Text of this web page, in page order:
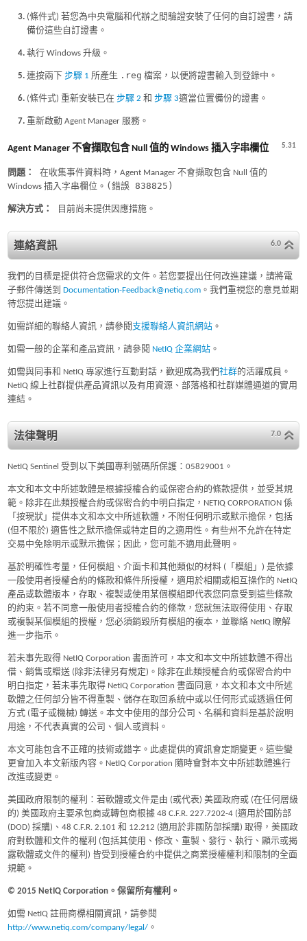
(條件式) 若您為中央電腦和代辦之間驗證安裝了任何的自訂證書，請
備份這些自訂證書。
執行 Windows 升級。
連按兩下步驟 1 所產生 .reg 檔案，以便將證書輸入到登錄中。
(條件式) 重新安裝已在步驟 2 和步驟 3適當位置備份的證書。
重新啟動 Agent Manager 服務。
5.31
Agent Manager 不會擷取包含 Null 值的 Windows 插入字串欄位
問題：
在收集事件資料時，Agent Manager 不會擷取包含 Null 值的
Windows 插入字串欄位。 (錯誤 838825)
解決方式： 目前尚未提供因應措施。
6.0
連絡資訊
我們的目標是提供符合您需求的文件。若您要提出任何改進建議，請將電
子郵件傳送到
Documentation-Feedback@netiq.com 。我們重視您的意見並期
待您提出建議。
如需詳細的聯絡人資訊，請參閱 支援聯絡人資訊網站 。
如需一般的企業和產品資訊，請參閱 NetIQ 企業網站 。
如需與同事和 NetIQ 專家進行互動對話，歡迎成為我們社群的活躍成員。
NetIQ 線上社群提供產品資訊以及有用資源、部落格和社群媒體通道的實用
連結。
7.0
法律聲明
NetIQ Sentinel 受到以下美國專利號碼所保護：05829001。
本文和本文中所述軟體是根據授權合約或保密合約的條款提供，並受其規
範。除非在此類授權合約或保密合約中明白指定，NETIQ CORPORATION 係
「按現狀」提供本文和本文中所述軟體，不附任何明示或默示擔保，包括
(但不限於) 適售性之默示擔保或特定目的之適用性。有些州不允許在特定
交易中免除明示或默示擔保；因此，您可能不適用此聲明。
基於明確性考量，任何模組、介面卡和其他類似的材料 (「模組」) 是依據
一般使用者授權合約的條款和條件所授權，適用於相關或相互操作的 NetIQ
產品或軟體版本，存取、複製或使用某個模組即代表您同意受到這些條款
的約束。若不同意一般使用者授權合約的條款，您就無法取得使用、存取
或複製某個模組的授權，您必須銷毀所有模組的複本，並聯絡 NetIQ 瞭解
進一步指示。
若未事先取得 NetIQ Corporation 書面許可，本文和本文中所述軟體不得出
借、銷售或贈送 (除非法律另有規定)。除非在此類授權合約或保密合約中
明白指定，若未事先取得 NetIQ Corporation 書面同意，本文和本文中所述
軟體之任何部分皆不得重製、儲存在取回系統中或以任何形式或透過任何
方式 (電子或機械) 轉送。本文中使用的部分公司、名稱和資料是基於說明
用途，不代表真實的公司、個人或資料。
本文可能包含不正確的技術或錯字。此處提供的資訊會定期變更。這些變
更會加入本文新版內容。NetIQ Corporation 隨時會對本文中所述軟體進行
改進或變更。
美國政府限制的權利：若軟體或文件是由 (或代表) 美國政府或 (在任何層級
的) 美國政府主要承包商或轉包商根據 48 C.F.R. 227.7202-4 (適用於國防部
(DOD) 採購)、48 C.F.R. 2.101 和 12.212 (適用於非國防部採購) 取得，美國政
府對軟體和文件的權利 (包括其使用、修改、重製、發行、執行、顯示或揭
露軟體或文件的權利) 皆受到授權合約中提供之商業授權權利和限制的全面
規範。
© 2015 NetIQ Corporation。保留所有權利。
如需 NetIQ 註冊商標相關資訊，請參閱
http://www.netiq.com/company/legal/ 。